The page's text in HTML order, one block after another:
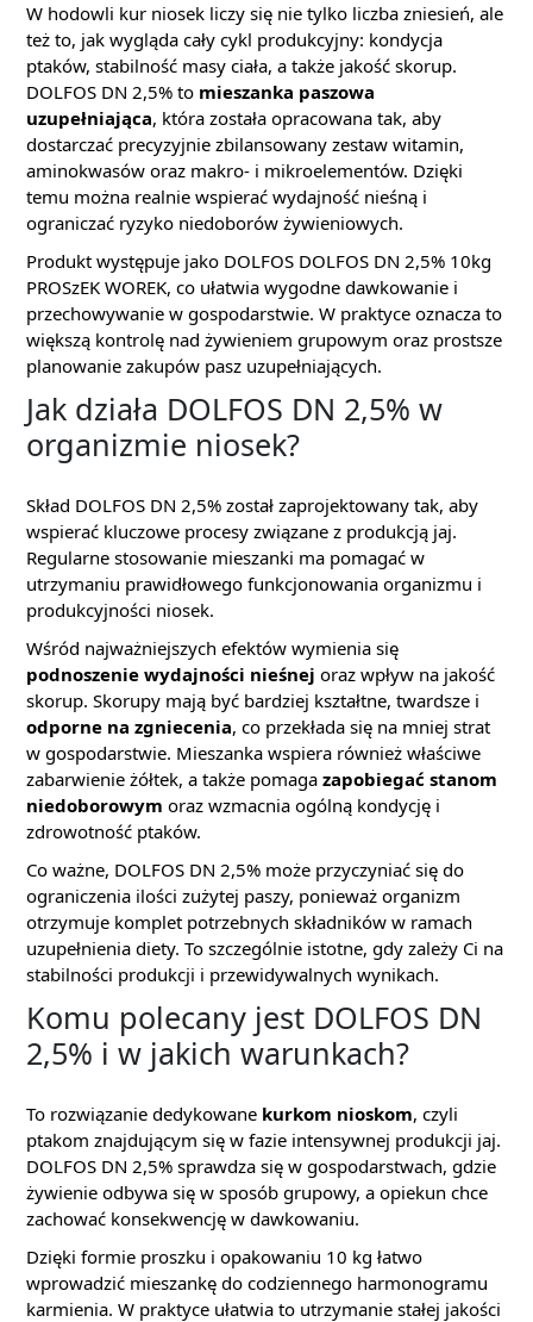
W hodowli kur niosek liczy się nie tylko liczba zniesień, ale
też to, jak wygląda cały cykl produkcyjny: kondycja
ptaków, stabilność masy ciała, a także jakość skorup.
DOLFOS DN 2,5% to mieszanka paszowa
uzupełniająca, która została opracowana tak, aby
dostarczać precyzyjnie zbilansowany zestaw witamin,
aminokwasów oraz makro- i mikroelementów. Dzięki
temu można realnie wspierać wydajność nieśną i
ograniczać ryzyko niedoborów żywieniowych.
Produkt występuje jako DOLFOS DOLFOS DN 2,5% 10kg
PROSzEK WOREK, co ułatwia wygodne dawkowanie i
przechowywanie w gospodarstwie. W praktyce oznacza to
większą kontrolę nad żywieniem grupowym oraz prostsze
planowanie zakupów pasz uzupełniających.
Jak działa DOLFOS DN 2,5% w
organizmie niosek?
Skład DOLFOS DN 2,5% został zaprojektowany tak, aby
wspierać kluczowe procesy związane z produkcją jaj.
Regularne stosowanie mieszanki ma pomagać w
utrzymaniu prawidłowego funkcjonowania organizmu i
produkcyjności niosek.
Wśród najważniejszych efektów wymienia się
podnoszenie wydajności nieśnej oraz wpływ na jakość
skorup. Skorupy mają być bardziej kształtne, twardsze i
odporne na zgniecenia, co przekłada się na mniej strat
w gospodarstwie. Mieszanka wspiera również właściwe
zabarwienie żółtek, a także pomaga zapobiegać stanom
niedoborowym oraz wzmacnia ogólną kondycję i
zdrowotność ptaków.
Co ważne, DOLFOS DN 2,5% może przyczyniać się do
ograniczenia ilości zużytej paszy, ponieważ organizm
otrzymuje komplet potrzebnych składników w ramach
uzupełnienia diety. To szczególnie istotne, gdy zależy Ci na
stabilności produkcji i przewidywalnych wynikach.
Komu polecany jest DOLFOS DN
2,5% i w jakich warunkach?
To rozwiązanie dedykowane kurkom nioskom, czyli
ptakom znajdującym się w fazie intensywnej produkcji jaj.
DOLFOS DN 2,5% sprawdza się w gospodarstwach, gdzie
żywienie odbywa się w sposób grupowy, a opiekun chce
zachować konsekwencję w dawkowaniu.
Dzięki formie proszku i opakowaniu 10 kg łatwo
wprowadzić mieszankę do codziennego harmonogramu
karmienia. W praktyce ułatwia to utrzymanie stałej jakości